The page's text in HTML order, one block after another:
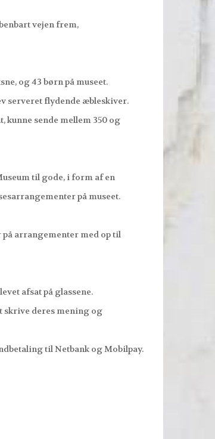
vejen frem,
og 43 børn på museet.
serveret flydende æbleskiver.
kunne sende mellem 350 og
til gode, i form af en
på museet.
arrangementer med op til
afsat på glassene.
til at skrive deres mening og
til Netbank og Mobilpay.